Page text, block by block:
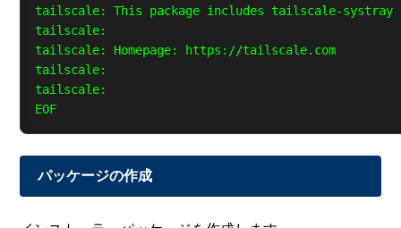
tailscale: This package includes tailscale-systray
tailscale:
tailscale: Homepage: https://tailscale.com
tailscale:
tailscale:
パッケージの作成